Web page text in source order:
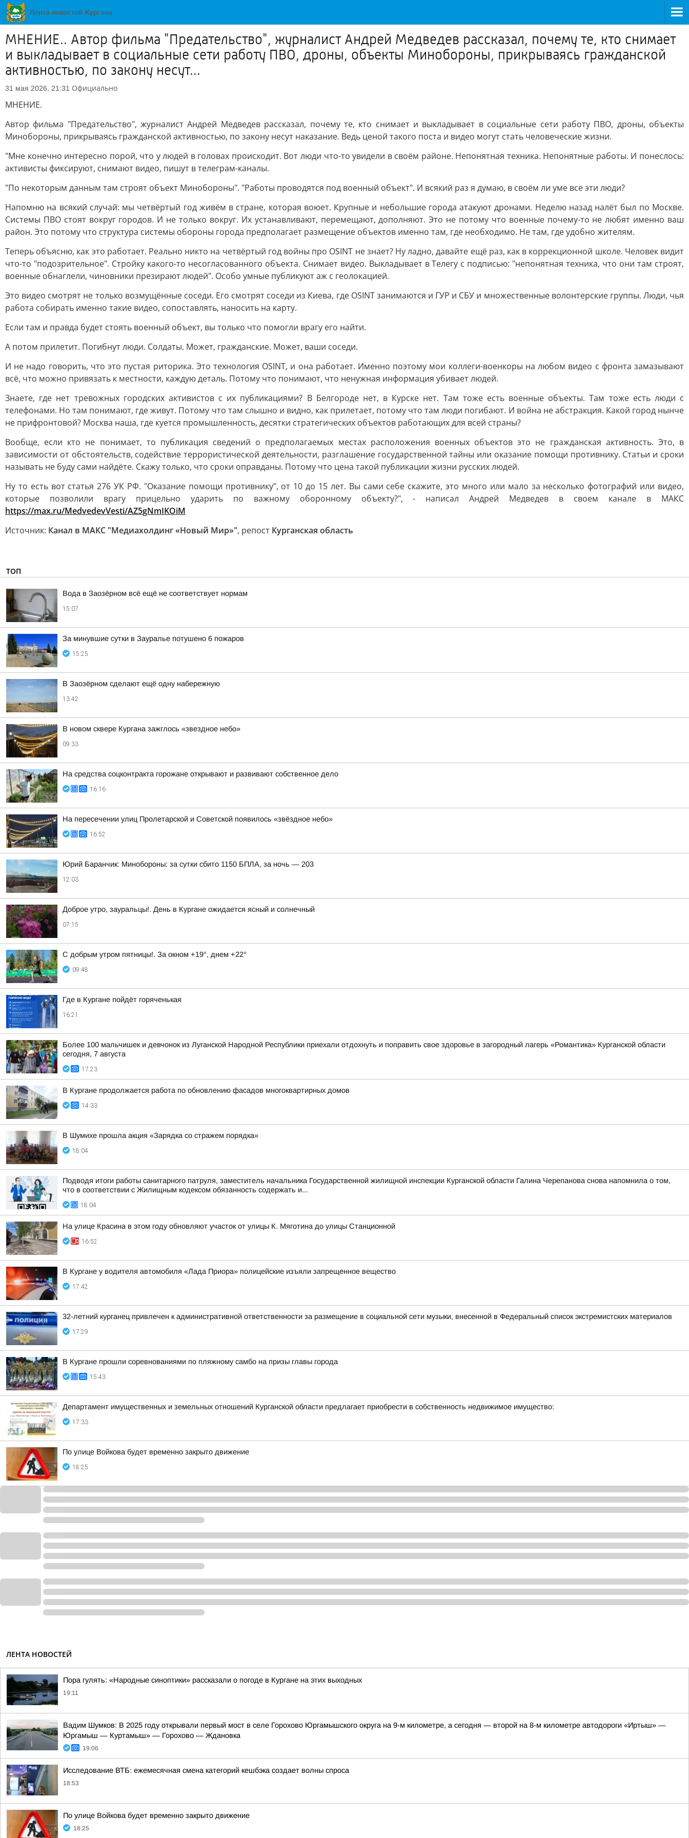
МНЕНИЕ.. Автор фильма "Предательство", журналист Андрей Медведев рассказал, почему те, кто снимает
и выкладывает в социальные сети работу ПВО, дроны, объекты Минобороны, прикрываясь гражданской
активностью, по закону несут...
31 мая 2026, 21:31 Официально
МНЕНИЕ.
Автор фильма "Предательство", журналист Андрей Медведев рассказал, почему те, кто снимает и выкладывает в социальные сети работу ПВО, дроны, объекты
Минобороны, прикрываясь гражданской активностью, по закону несут наказание. Ведь ценой такого поста и видео могут стать человеческие жизни.
"Мне конечно интересно порой, что у людей в головах происходит. Вот люди что-то увидели в своём районе. Непонятная техника. Непонятные работы. И понеслось:
активисты фиксируют, снимают видео, пишут в телеграм-каналы.
"По некоторым данным там строят объект Минобороны". "Работы проводятся под военный объект". И всякий раз я думаю, в своём ли уме все эти люди?
Напомню на всякий случай: мы четвёртый год живём в стране, которая воюет. Крупные и небольшие города атакуют дронами. Неделю назад налёт был по Москве.
Системы ПВО стоят вокруг городов. И не только вокруг. Их устанавливают, перемещают, дополняют. Это не потому что военные почему-то не любят именно ваш
район. Это потому что структура системы обороны города предполагает размещение объектов именно там, где необходимо. Не там, где удобно жителям.
Теперь объясню, как это работает. Реально никто на четвёртый год войны про OSINT не знает? Ну ладно, давайте ещё раз, как в коррекционной школе. Человек видит
что-то "подозрительное". Стройку какого-то несогласованного объекта. Снимает видео. Выкладывает в Телегу с подписью: "непонятная техника, что они там строят,
военные обнаглели, чиновники презирают людей". Особо умные публикуют аж с геолокацией.
Это видео смотрят не только возмущённые соседи. Его смотрят соседи из Киева, где OSINT занимаются и ГУР и СБУ и множественные волонтерские группы. Люди, чья
работа собирать именно такие видео, сопоставлять, наносить на карту.
Если там и правда будет стоять военный объект, вы только что помогли врагу его найти.
А потом прилетит. Погибнут люди. Солдаты. Может, гражданские. Может, ваши соседи.
И не надо говорить, что это пустая риторика. Это технология OSINT, и она работает. Именно поэтому мои коллеги-военкоры на любом видео с фронта замазывают
всё, что можно привязать к местности, каждую деталь. Потому что понимают, что ненужная информация убивает людей.
Знаете, где нет тревожных городских активистов с их публикациями? В Белгороде нет, в Курске нет. Там тоже есть военные объекты. Там тоже есть люди с
телефонами. Но там понимают, где живут. Потому что там слышно и видно, как прилетает, потому что там люди погибают. И война не абстракция. Какой город нынче
не прифронтовой? Москва наша, где куется промышленность, десятки стратегических объектов работающих для всей страны?
Вообще, если кто не понимает, то публикация сведений о предполагаемых местах расположения военных объектов это не гражданская активность. Это, в
зависимости от обстоятельств, содействие террористической деятельности, разглашение государственной тайны или оказание помощи противнику. Статьи и сроки
называть не буду сами найдёте. Скажу только, что сроки оправданы. Потому что цена такой публикации жизни русских людей.
Ну то есть вот статья 276 УК РФ. "Оказание помощи противнику", от 10 до 15 лет. Вы сами себе скажите, это много или мало за несколько фотографий или видео,
которые позволили врагу прицельно ударить по важному оборонному объекту?", - написал Андрей Медведев в своем канале в МАКС
https://max.ru/MedvedevVesti/AZ5gNmIKOiM
Источник: Канал в МАКС "Медиахолдинг «Новый Мир»", репост Курганская область
ТОП
Вода в Заозёрном всё ещё не соответствует нормам
15:07
За минувшие сутки в Зауралье потушено 6 пожаров
15:25
В Заозёрном сделают ещё одну набережную
13:42
В новом сквере Кургана зажглось «звездное небо»
09:33
На средства соцконтракта горожане открывают и развивают собственное дело
16:16
На пересечении улиц Пролетарской и Советской появилось «звёздное небо»
16:52
Юрий Баранчик: Минобороны: за сутки сбито 1150 БПЛА, за ночь — 203
12:03
Доброе утро, зауральцы!. День в Кургане ожидается ясный и солнечный
07:15
С добрым утром пятницы!. За окном +19°, днем +22°
09:48
Где в Кургане пойдёт горяченькая
16:21
Более 100 мальчишек и девчонок из Луганской Народной Республики приехали отдохнуть и поправить свое здоровье в загородный лагерь «Романтика» Курганской области
сегодня, 7 августа
17:23
В Кургане продолжается работа по обновлению фасадов многоквартирных домов
14:33
В Шумихе прошла акция «Зарядка со стражем порядка»
18:04
Подводя итоги работы санитарного патруля, заместитель начальника Государственной жилищной инспекции Курганской области Галина Черепанова снова напомнила о том,
что в соответствии с Жилищным кодексом обязанность содержать и...
18:04
На улице Красина в этом году обновляют участок от улицы К. Мяготина до улицы Станционной
16:52
В Кургане у водителя автомобиля «Лада Приора» полицейские изъяли запрещенное вещество
17:42
32-летний курганец привлечен к административной ответственности за размещение в социальной сети музыки, внесенной в Федеральный список экстремистских материалов
17:29
В Кургане прошли соревнованиями по пляжному самбо на призы главы города
15:43
Департамент имущественных и земельных отношений Курганской области предлагает приобрести в собственность недвижимое имущество:
17:33
По улице Войкова будет временно закрыто движение
18:25
ЛЕНТА НОВОСТЕЙ
Пора гулять: «Народные синоптики» рассказали о погоде в Кургане на этих выходных
19:11
Вадим Шумков: В 2025 году открывали первый мост в селе Горохово Юргамышского округа на 9-м километре, а сегодня — второй на 8-м километре автодороги «Иртыш» —
Юргамыш — Куртамыш» — Горохово — Ждановка
19:06
Исследование ВТБ: ежемесячная смена категорий кешбэка создает волны спроса
18:53
По улице Войкова будет временно закрыто движение
18:25